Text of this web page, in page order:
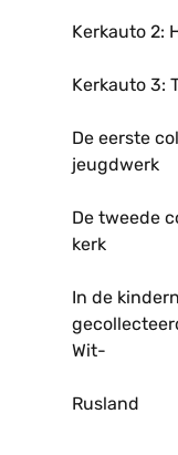
Kerkauto 2:
Kerkauto 3:
De eerste
jeugdwerk
De tweede
kerk
In de
Wit-
Rusland